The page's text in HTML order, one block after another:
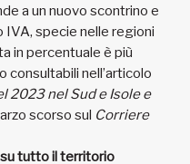
a un nuovo scontrino e
specie nelle regioni
in percentuale è più
consultabili nell’articolo
2023 nel Sud e Isole e
scorso sul Corriere
tutto il territorio